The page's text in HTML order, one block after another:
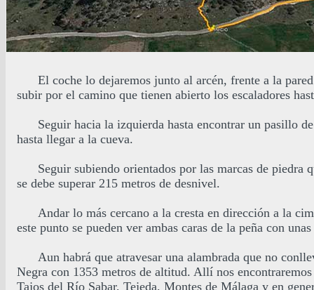
El coche lo dejaremos junto al arcén, frente a la
subir por el camino que tienen abierto los escaladores
Seguir hacia la izquierda hasta encontrar un pasillo
hasta llegar a la cueva.
Seguir subiendo orientados por las marcas de piedra
se debe superar 215 metros de desnivel.
Andar lo más cercano a la cresta en dirección a la
este punto se pueden ver ambas caras de la peña con
Aun habrá que atravesar una alambrada que no
Negra con 1353 metros de altitud. Allí nos
Tajos del Río Sabar, Tejeda, Montes de Málaga y en